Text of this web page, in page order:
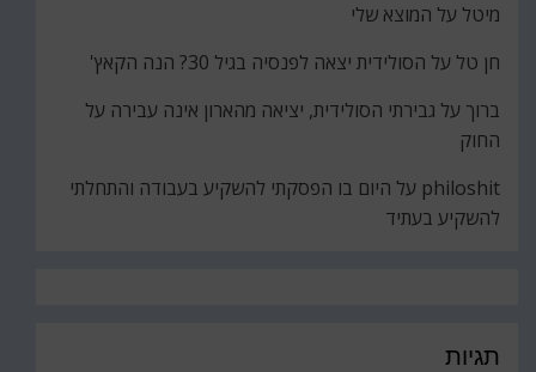
מיטל על המוצא שלי
חן טל על הסולידית יצאה לפנסיה בגיל 30? הנה הקאץ'
ברוך על גבירתי הסולידית, יציאה מהארון אינה עבירה על
החוק
philoshit על היום בו הפסקתי להשקיע בעבודה והתחלתי
להשקיע בעתיד
תגיות